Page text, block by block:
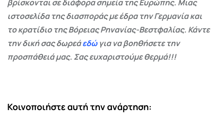
βρίσκονται σε διάφορα σημεία της Ευρώπης. Μιας
ιστοσελίδα της διασποράς με έδρα την Γερμανία και
το κρατίδιο της Βόρειας Ρηνανίας-Βεστφαλίας. Κάντε
την δική σας δωρεάεδώγια να βοηθήσετε την
προσπάθειά μας. Σας ευχαριστούμε θερμά!!!
Κοινοποιήστε αυτή την ανάρτηση: